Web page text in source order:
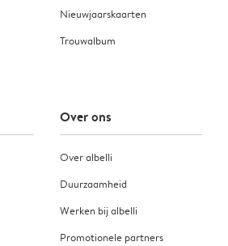
Nieuwjaarskaarten
Trouwalbum
Over ons
Over albelli
Duurzaamheid
Werken bij albelli
Promotionele partners